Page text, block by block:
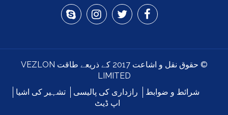
© حقوق نقل و اشاعت 2017 کے ذریعے طاقت VEZLON
LIMITED
شرائط و ضوابط رازداری کی پالیسی
تشہیر کی اشیا
اپ ڈیٹ